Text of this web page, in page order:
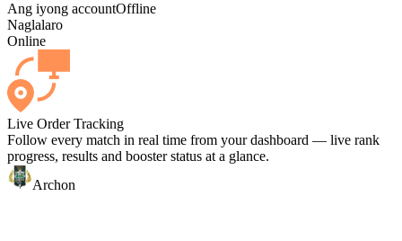
Ang iyong accountOffline
Naglalaro
Online
Live Order Tracking
Follow every match in real time from your dashboard — live rank
progress, results and booster status at a glance.
Archon